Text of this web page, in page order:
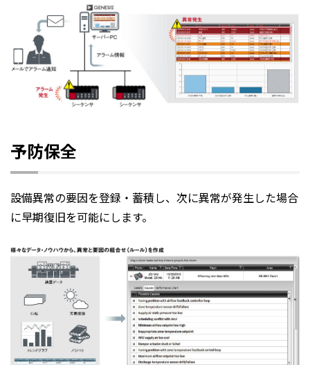
予防保全
設備異常の要因を登録・蓄積し、次に異常が発生した場合
に早期復旧を可能にします。